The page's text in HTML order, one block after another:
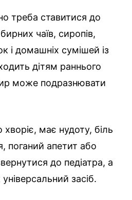
треба ставитися до
чаїв, сиропів,
і домашніх сумішей із
дітям раннього
може подразнювати
має нудоту, біль
поганий апетит або
до педіатра, а
засіб.